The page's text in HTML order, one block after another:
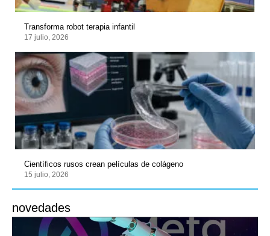
Transforma robot terapia infantil
17 julio, 2026
Científicos rusos crean películas de colágeno
15 julio, 2026
novedades